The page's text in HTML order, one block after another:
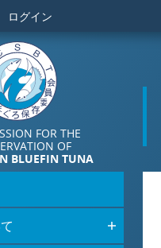
ログイン
FOR THE
OF
BLUEFIN TUNA